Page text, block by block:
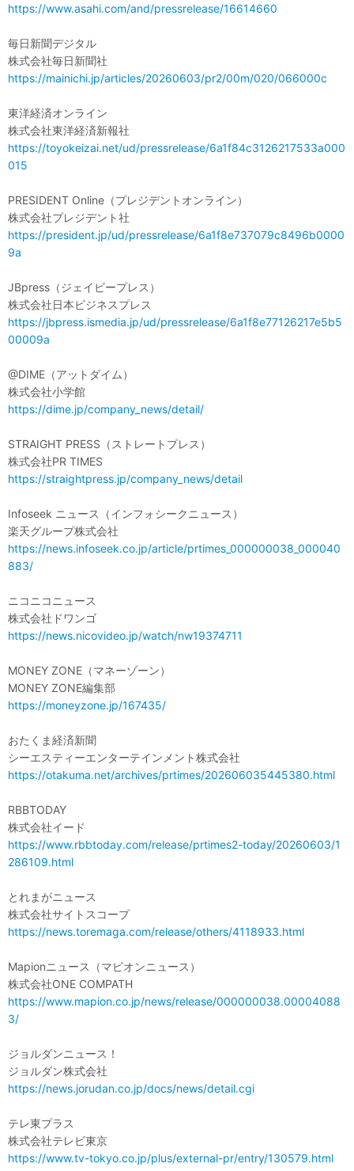
https://www.asahi.com/and/pressrelease/16614660
毎日新聞デジタル
株式会社毎日新聞社
https://mainichi.jp/articles/20260603/pr2/00m/020/066000c
東洋経済オンライン
株式会社東洋経済新報社
https://toyokeizai.net/ud/pressrelease/6a1f84c3126217533a000
015
PRESIDENT Online（プレジデントオンライン）
株式会社プレジデント社
https://president.jp/ud/pressrelease/6a1f8e737079c8496b0000
9a
JBpress（ジェイビープレス）
株式会社日本ビジネスプレス
https://jbpress.ismedia.jp/ud/pressrelease/6a1f8e77126217e5b5
00009a
@DIME（アットダイム）
株式会社小学館
https://dime.jp/company_news/detail/
STRAIGHT PRESS（ストレートプレス）
株式会社PR TIMES
https://straightpress.jp/company_news/detail
Infoseek ニュース（インフォシークニュース）
楽天グループ株式会社
https://news.infoseek.co.jp/article/prtimes_000000038_000040
883/
ニコニコニュース
株式会社ドワンゴ
https://news.nicovideo.jp/watch/nw19374711
MONEY ZONE（マネーゾーン）
MONEY ZONE編集部
https://moneyzone.jp/167435/
おたくま経済新聞
シーエスティーエンターテインメント株式会社
https://otakuma.net/archives/prtimes/202606035445380.html
RBBTODAY
株式会社イード
https://www.rbbtoday.com/release/prtimes2-today/20260603/1
286109.html
とれまがニュース
株式会社サイトスコープ
https://news.toremaga.com/release/others/4118933.html
Mapionニュース（マピオンニュース）
株式会社ONE COMPATH
https://www.mapion.co.jp/news/release/000000038.00004088
3/
ジョルダンニュース！
ジョルダン株式会社
https://news.jorudan.co.jp/docs/news/detail.cgi
テレ東プラス
株式会社テレビ東京
https://www.tv-tokyo.co.jp/plus/external-pr/entry/130579.html